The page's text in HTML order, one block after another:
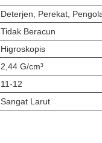
Deterjen, Perekat,
Tidak Beracun
Higroskopis
2,44 G/cm³
11-12
Sangat Larut